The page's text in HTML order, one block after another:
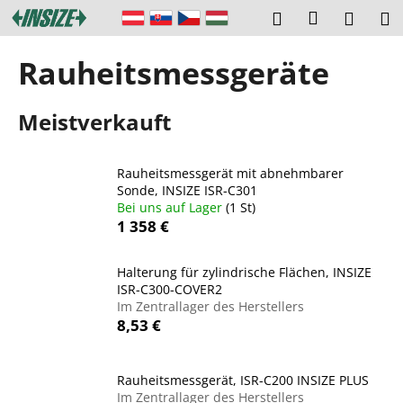
Zum
Inhalt
springen
SuchenLogin
Rauheitsmessgeräte
Meistverkauft
Rauheitsmessgerät mit abnehmbarer
Sonde, INSIZE ISR-C301
Bei uns auf Lager (1 St)
1 358 €
Halterung für zylindrische Flächen, INSIZE
ISR-C300-COVER2
Im Zentrallager des Herstellers
8,53 €
Rauheitsmessgerät, ISR-C200 INSIZE PLUS
Im Zentrallager des Herstellers
W
a
zum
zum
a